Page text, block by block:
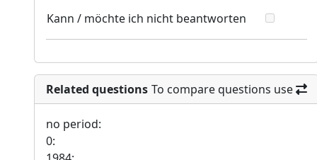
Kann / möchte ich nicht beantworten
Related questions To compare questions use
no period:
0: